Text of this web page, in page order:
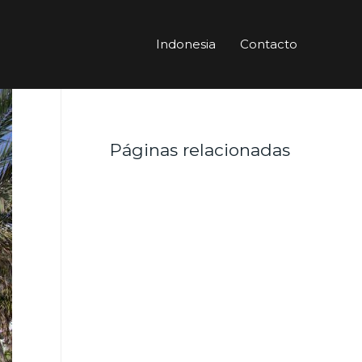
Indonesia Contacto
Páginas relacionadas